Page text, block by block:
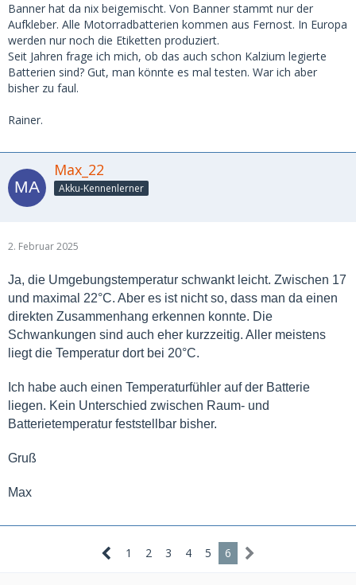
Banner hat da nix beigemischt. Von Banner stammt nur der
Aufkleber. Alle Motorradbatterien kommen aus Fernost. In Europa
werden nur noch die Etiketten produziert.
Seit Jahren frage ich mich, ob das auch schon Kalzium legierte
Batterien sind? Gut, man könnte es mal testen. War ich aber
bisher zu faul.
Rainer.
Max_22
Akku-Kennenlerner
2. Februar 2025
Ja, die Umgebungstemperatur schwankt leicht. Zwischen 17
und maximal 22°C. Aber es ist nicht so, dass man da einen
direkten Zusammenhang erkennen konnte. Die
Schwankungen sind auch eher kurzzeitig. Aller meistens
liegt die Temperatur dort bei 20°C.
Ich habe auch einen Temperaturfühler auf der Batterie
liegen. Kein Unterschied zwischen Raum- und
Batterietemperatur feststellbar bisher.
Gruß
Max
1 2 3 4 5 6